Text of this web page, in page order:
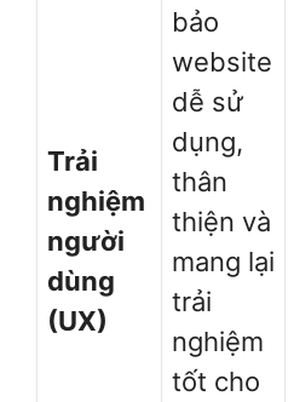
Trải
nghiệm
người
dùng
(UX)
bảo
website
dễ sử
dụng,
thân
thiện và
mang lại
trải
nghiệm
tốt cho